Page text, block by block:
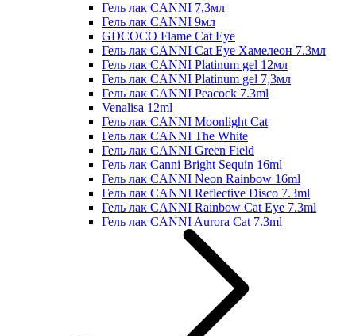
Гель лак CANNI 7,3мл
Гель лак CANNI 9мл
GDCOCO Flame Cat Eye
Гель лак CANNI Cat Eye Хамелеон 7.3мл
Гель лак CANNI Platinum gel 12мл
Гель лак CANNI Platinum gel 7,3мл
Гель лак CANNI Peacock 7.3ml
Venalisa 12ml
Гель лак CANNI Moonlight Cat
Гель лак CANNI The White
Гель лак CANNI Green Field
Гель лак Canni Bright Sequin 16ml
Гель лак CANNI Neon Rainbow 16ml
Гель лак CANNI Reflective Disco 7.3ml
Гель лак CANNI Rainbow Cat Eye 7.3ml
Гель лак CANNI Aurora Cat 7.3ml